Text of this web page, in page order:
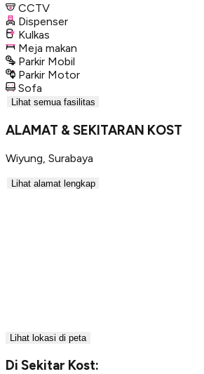
CCTV
Dispenser
Kulkas
Meja makan
Parkir Mobil
Parkir Motor
Sofa
Lihat semua fasilitas
ALAMAT & SEKITARAN KOST
Wiyung Surabaya
Lihat alamat lengkap
Lihat lokasi di peta
Di Sekitar Kost: